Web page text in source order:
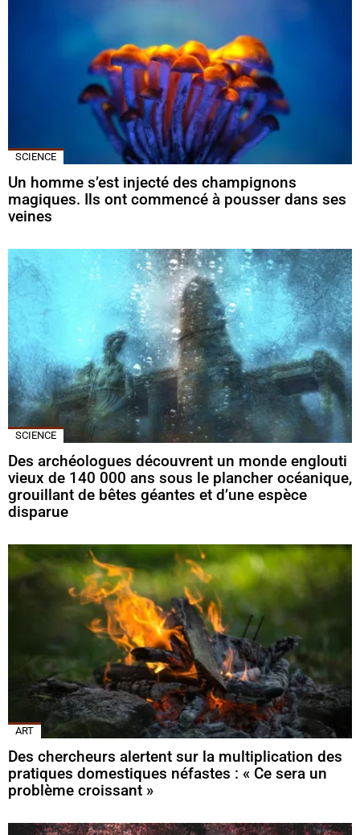
SCIENCE
Un homme s’est injecté des champignons
magiques. Ils ont commencé à pousser dans ses
veines
SCIENCE
Des archéologues découvrent un monde englouti
vieux de 140 000 ans sous le plancher océanique,
grouillant de bêtes géantes et d’une espèce
disparue
ART
Des chercheurs alertent sur la multiplication des
pratiques domestiques néfastes : « Ce sera un
problème croissant »